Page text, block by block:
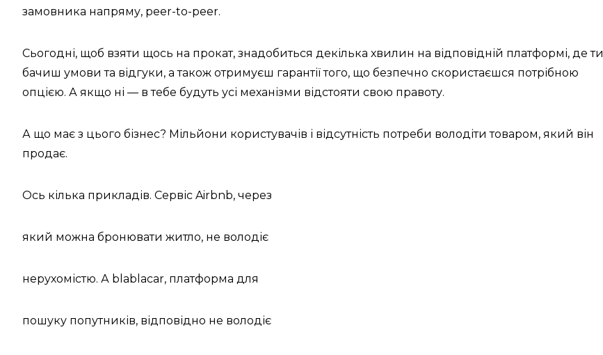
замовника напряму, peer-to-peer.
Сьогодні, щоб взяти щось на прокат, знадобиться декілька хвилин на відповідній платформі, де ти
бачиш умови та відгуки, а також отримуєш гарантії того, що безпечно скористаєшся потрібною
опцією. А якщо ні — в тебе будуть усі механізми відстояти свою правоту.
А що має з цього бізнес? Мільйони користувачів і відсутність потреби володіти товаром, який він
продає.
Ось кілька прикладів. Сервіс Airbnb, через
який можна бронювати житло, не володіє
нерухомістю. А blablacar, платформа для
пошуку попутників, відповідно не володіє